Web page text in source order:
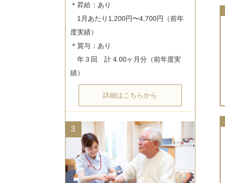
＊昇給：あり
1月あたり1,200円〜4,700円（前年
度実績）
＊賞与：あり
年３回　計 4.00ヶ月分（前年度実
詳細はこちらから
3